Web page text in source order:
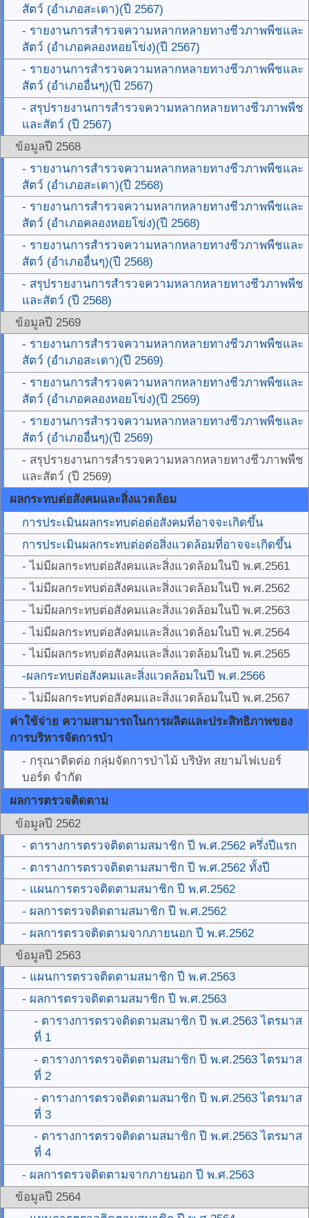
สัตว์ (อำเภอสะเดา)(ปี 2567)
- รายงานการสำรวจความหลากหลายทางชีวภาพพืชและ
สัตว์ (อำเภอคลองหอยโข่ง)(ปี 2567)
- รายงานการสำรวจความหลากหลายทางชีวภาพพืชและ
สัตว์ (อำเภออื่นๆ)(ปี 2567)
- สรุปรายงานการสำรวจความหลากหลายทางชีวภาพพืช
และสัตว์ (ปี 2567)
ข้อมูลปี 2568
- รายงานการสำรวจความหลากหลายทางชีวภาพพืชและ
สัตว์ (อำเภอสะเดา)(ปี 2568)
- รายงานการสำรวจความหลากหลายทางชีวภาพพืชและ
สัตว์ (อำเภอคลองหอยโข่ง)(ปี 2568)
- รายงานการสำรวจความหลากหลายทางชีวภาพพืชและ
สัตว์ (อำเภออื่นๆ)(ปี 2568)
- สรุปรายงานการสำรวจความหลากหลายทางชีวภาพพืช
และสัตว์ (ปี 2568)
ข้อมูลปี 2569
- รายงานการสำรวจความหลากหลายทางชีวภาพพืชและ
สัตว์ (อำเภอสะเดา)(ปี 2569)
- รายงานการสำรวจความหลากหลายทางชีวภาพพืชและ
สัตว์ (อำเภอคลองหอยโข่ง)(ปี 2569)
- รายงานการสำรวจความหลากหลายทางชีวภาพพืชและ
สัตว์ (อำเภออื่นๆ)(ปี 2569)
- สรุปรายงานการสำรวจความหลากหลายทางชีวภาพพืช
และสัตว์ (ปี 2569)
ผลกระทบต่อสังคมและสิ่งแวดล้อม
การประเมินผลกระทบต่อต่อสังคมที่อาจจะเกิดขึ้น
การประเมินผลกระทบต่อต่อสิ่งแวดล้อมที่อาจจะเกิดขึ้น
- ไม่มีผลกระทบต่อสังคมและสิ่งแวดล้อมในปี พ.ศ.2561
- ไม่มีผลกระทบต่อสังคมและสิ่งแวดล้อมในปี พ.ศ.2562
- ไม่มีผลกระทบต่อสังคมและสิ่งแวดล้อมในปี พ.ศ.2563
- ไม่มีผลกระทบต่อสังคมและสิ่งแวดล้อมในปี พ.ศ.2564
- ไม่มีผลกระทบต่อสังคมและสิ่งแวดล้อมในปี พ.ศ.2565
-ผลกระทบต่อสังคมและสิ่งแวดล้อมในปี พ.ศ.2566
- ไม่มีผลกระทบต่อสังคมและสิ่งแวดล้อมในปี พ.ศ.2567
ค่าใช้จ่าย ความสามารถในการผลิตและประสิทธิภาพของ
การบริหารจัดการป่า
- กรุณาติดต่อ กลุ่มจัดการป่าไม้ บริษัท สยามไฟเบอร์
บอร์ด จำกัด
ผลการตรวจติดตาม
ข้อมูลปี 2562
- ตารางการตรวจติดตามสมาชิก ปี พ.ศ.2562 ครึ่งปีแรก
- ตารางการตรวจติดตามสมาชิก ปี พ.ศ.2562 ทั้งปี
- แผนการตรวจติดตามสมาชิก ปี พ.ศ.2562
- ผลการตรวจติดตามสมาชิก ปี พ.ศ.2562
- ผลการตรวจติดตามจากภายนอก ปี พ.ศ.2562
ข้อมูลปี 2563
- แผนการตรวจติดตามสมาชิก ปี พ.ศ.2563
- ผลการตรวจติดตามสมาชิก ปี พ.ศ.2563
- ตารางการตรวจติดตามสมาชิก ปี พ.ศ.2563 ไตรมาส
ที่ 1
- ตารางการตรวจติดตามสมาชิก ปี พ.ศ.2563 ไตรมาส
ที่ 2
- ตารางการตรวจติดตามสมาชิก ปี พ.ศ.2563 ไตรมาส
ที่ 3
- ตารางการตรวจติดตามสมาชิก ปี พ.ศ.2563 ไตรมาส
ที่ 4
- ผลการตรวจติดตามจากภายนอก ปี พ.ศ.2563
ข้อมูลปี 2564